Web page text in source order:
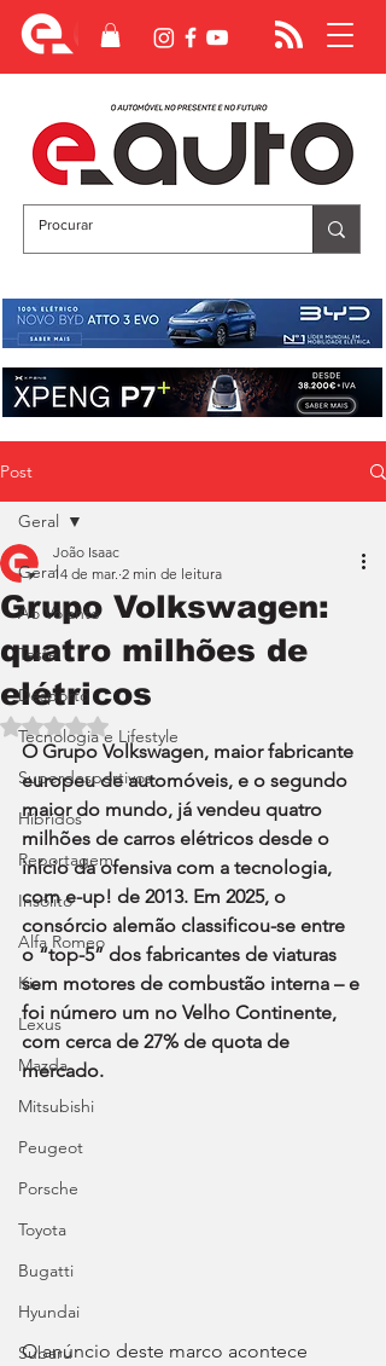
Post
Geral
Ao Volante
Teste
Desporto
Tecnologia e Lifestyle
Superdesportivos
Híbridos
Reportagem
Insólito
Alfa Romeo
Kia
Lexus
Mazda
Mitsubishi
Peugeot
Porsche
Toyota
Bugatti
Hyundai
Subaru
Geral
Grupo Volkswagen:
quatro milhões de
elétricos
João Isaac
14 de mar. 2 min de leitura
Avaliado com NaN de 5 estrelas.
O Grupo Volkswagen, maior fabricante
europeu de automóveis, e o segundo
maior do mundo, já vendeu quatro
milhões de carros elétricos desde o
início da ofensiva com a tecnologia,
com e-up! de 2013. Em 2025, o
consórcio alemão classificou-se entre
o “top-5” dos fabricantes de viaturas
sem motores de combustão interna – e
foi número um no Velho Continente,
com cerca de 27% de quota de
mercado.
O anúncio deste marco acontece